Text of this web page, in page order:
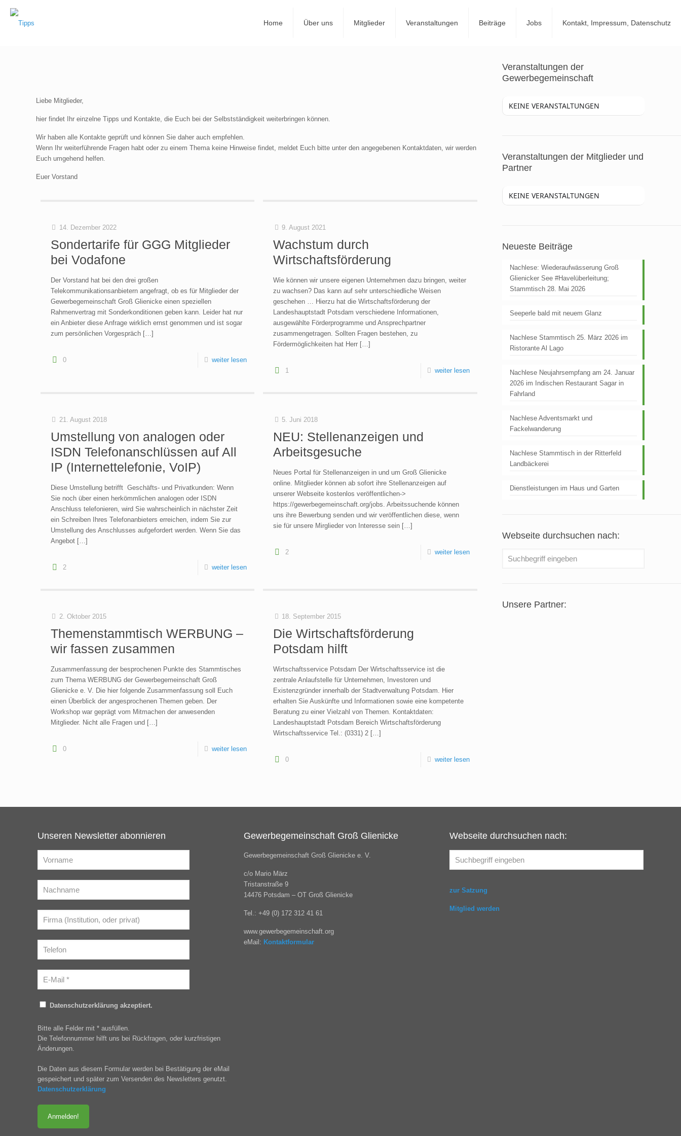
Home Über uns Mitglieder Veranstaltungen Beiträge Jobs Kontakt, Impressum, Datenschutz
Liebe Mitglieder,
hier findet Ihr einzelne Tipps und Kontakte, die Euch bei der Selbstständigkeit weiterbringen können.
Wir haben alle Kontakte geprüft und können Sie daher auch empfehlen.
Wenn Ihr weiterführende Fragen habt oder zu einem Thema keine Hinweise findet, meldet Euch bitte unter den angegebenen Kontaktdaten, wir werden
Euch umgehend helfen.
Euer Vorstand
14. Dezember 2022
Sondertarife für GGG Mitglieder
bei Vodafone
Der Vorstand hat bei den drei großen
Telekommunikationsanbietern angefragt, ob es für Mitglieder der
Gewerbegemeinschaft Groß Glienicke einen speziellen
Rahmenvertrag mit Sonderkonditionen geben kann. Leider hat nur
ein Anbieter diese Anfrage wirklich ernst genommen und ist sogar
zum persönlichen Vorgespräch[…]
0 weiter lesen
9. August 2021
Wachstum durch
Wirtschaftsförderung
Wie können wir unsere eigenen Unternehmen dazu bringen, weiter
zu wachsen? Das kann auf sehr unterschiedliche Weisen
geschehen … Hierzu hat die Wirtschaftsförderung der
Landeshauptstadt Potsdam verschiedene Informationen,
ausgewählte Förderprogramme und Ansprechpartner
zusammengetragen. Sollten Fragen bestehen, zu
Fördermöglichkeiten hat Herr […]
1 weiter lesen
21. August 2018
Umstellung von analogen oder
ISDN Telefonanschlüssen auf All
IP (Internettelefonie, VoIP)
Diese Umstellung betrifft Geschäfts- und Privatkunden: Wenn
Sie noch über einen herkömmlichen analogen oder ISDN
Anschluss telefonieren, wird Sie wahrscheinlich in nächster Zeit
ein Schreiben Ihres Telefonanbieters erreichen, indem Sie zur
Umstellung des Anschlusses aufgefordert werden. Wenn Sie das
Angebot[…]
2 weiter lesen
5. Juni 2018
NEU: Stellenanzeigen und
Arbeitsgesuche
Neues Portal für Stellenanzeigen in und um Groß Glienicke
online. Mitglieder können ab sofort ihre Stellenanzeigen auf
unserer Webseite kostenlos veröffentlichen->
https://gewerbegemeinschaft.org/jobs. Arbeitssuchende können
uns ihre Bewerbung senden und wir veröffentlichen diese, wenn
sie für unsere Mirglieder von Interesse sein […]
2 weiter lesen
2. Oktober 2015
Themenstammtisch WERBUNG –
wir fassen zusammen
Zusammenfassung der besprochenen Punkte des Stammtisches
zum Thema WERBUNG der Gewerbegemeinschaft Groß
Glienicke e. V. Die hier folgende Zusammenfassung soll Euch
einen Überblick der angesprochenen Themen geben. Der
Workshop war geprägt vom Mitmachen der anwesenden
Mitglieder. Nicht alle Fragen und […]
0 weiter lesen
18. September 2015
Die Wirtschaftsförderung
Potsdam hilft
Wirtschaftsservice Potsdam Der Wirtschaftsservice ist die
zentrale Anlaufstelle für Unternehmen, Investoren und
Existenzgründer innerhalb der Stadtverwaltung Potsdam. Hier
erhalten Sie Auskünfte und Informationen sowie eine kompetente
Beratung zu einer Vielzahl von Themen. Kontaktdaten:
Landeshauptstadt Potsdam Bereich Wirtschaftsförderung
Wirtschaftsservice Tel.: (0331) 2 […]
0 weiter lesen
Veranstaltungen der
Gewerbegemeinschaft
KEINE VERANSTALTUNGEN
Veranstaltungen der Mitglieder und
Partner
KEINE VERANSTALTUNGEN
Neueste Beiträge
Nachlese: Wiederaufwässerung Groß
Glienicker See #Havelüberleitung;
Stammtisch 28. Mai 2026
Seeperle bald mit neuem Glanz
Nachlese Stammtisch 25. März 2026 im
Ristorante Al Lago
Nachlese Neujahrsempfang am 24. Januar
2026 im Indischen Restaurant Sagar in
Fahrland
Nachlese Adventsmarkt und
Fackelwanderung
Nachlese Stammtisch in der Ritterfeld
Landbäckerei
Dienstleistungen im Haus und Garten
Webseite durchsuchen nach:
Unsere Partner:
Unseren Newsletter abonnieren
Datenschutzerklärung akzeptiert.
Bitte alle Felder mit * ausfüllen.
Die Telefonnummer hilft uns bei Rückfragen, oder kurzfristigen
Änderungen.
Die Daten aus diesem Formular werden bei Bestätigung der eMail
gespeichert und später zum Versenden des Newsletters genutzt.
Datenschutzerklärung
Gewerbegemeinschaft Groß Glienicke
Gewerbegemeinschaft Groß Glienicke e. V.
c/o Mario März
Tristanstraße 9
14476 Potsdam – OT Groß Glienicke
Tel.: +49 (0) 172 312 41 61
www.gewerbegemeinschaft.org
eMail: Kontaktformular
Webseite durchsuchen nach:
zur Satzung
Mitglied werden